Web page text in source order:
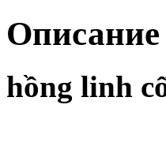
Описание
hồng linh